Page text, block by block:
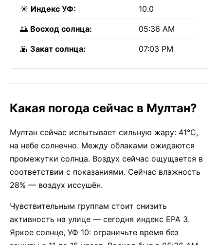
☀️ Индекс УФ: 10.0
🌅 Восход солнца: 05:36 AM
🌇 Закат солнца: 07:03 PM
Какая погода сейчас в Мултан?
Мултан сейчас испытывает сильную жару: 41°C,
на небе солнечно. Между облаками ожидаются
промежутки солнца. Воздух сейчас ощущается в
соответствии с показаниями. Сейчас влажность
28% — воздух иссушён.
Чувствительным группам стоит снизить
активность на улице — сегодня индекс EPA 3.
Яркое солнце, УФ 10: ограничьте время без